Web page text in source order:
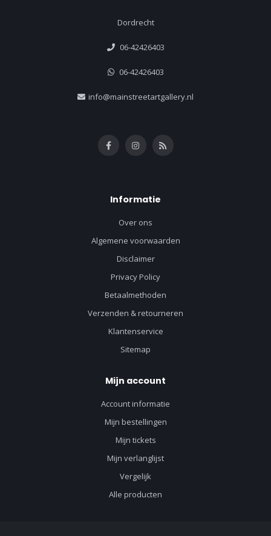
Dordrecht
06-42426403
06-42426403
info@mainstreetartgallery.nl
Informatie
Over ons
Algemene voorwaarden
Disclaimer
Privacy Policy
Betaalmethoden
Verzenden & retourneren
Klantenservice
Sitemap
Mijn account
Account informatie
Mijn bestellingen
Mijn tickets
Mijn verlanglijst
Vergelijk
Alle producten